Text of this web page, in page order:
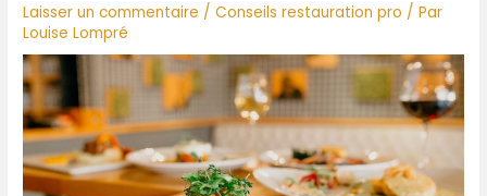
Laisser un commentaire /Conseils restauration pro / Par
Louise Lompré